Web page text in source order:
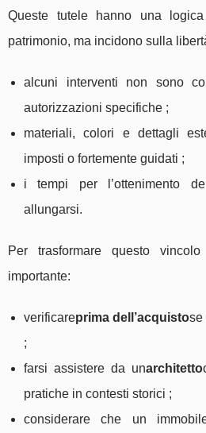
Queste tutele hanno una
patrimonio, ma incidono sulla
alcuni interventi non sono
autorizzazioni specifiche ;
materiali, colori e dettagli
imposti o fortemente guidati ;
i tempi per l’ottenimento
allungarsi.
Per trasformare questo
importante:
verificareprima dell’acquistose
;
farsi assistere da unarchitetto
pratiche in contesti storici ;
considerare che un